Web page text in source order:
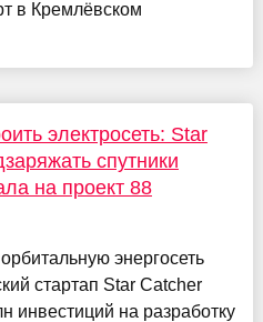
в Кремлёвском
электросеть: Star
спутники
на проект 88
энергосеть
стартап Star Catcher
инвестиций на разработку